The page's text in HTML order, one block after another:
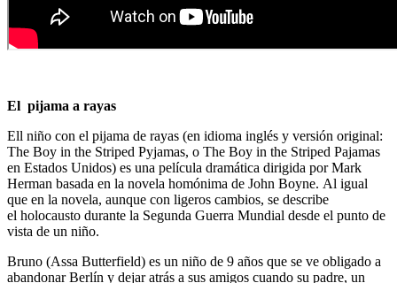
El pijama a rayas
Ell niño con el pijama de rayas (en idioma inglés y versión original:
The Boy in the Striped Pyjamas, o The Boy in the Striped Pajamas
en Estados Unidos) es una película dramática dirigida por Mark
Herman basada en la novela homónima de John Boyne. Al igual
que en la novela, aunque con ligeros cambios, se describe
el holocausto durante la Segunda Guerra Mundial desde el punto de
vista de un niño.
Bruno (Assa Butterfield) es un niño de 9 años que se ve obligado a
abandonar Berlín y dejar atrás a sus amigos cuando su padre, un